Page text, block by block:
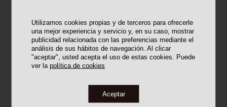
Utilizamos cookies propias y de terceros para ofrecerle
una mejor experiencia y servicio y, en su caso, mostrar
publicidad relacionada con las preferencias mediante el
análisis de sus hábitos de navegación. Al clicar
"aceptar", usted acepta el uso de estas cookies. Puede
ver lapolítica de cookies
Aceptar